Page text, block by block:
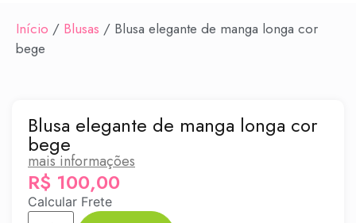
Início / Blusas / Blusa elegante de manga longa cor
bege
Blusa elegante de manga longa cor
bege
mais informações
R$ 100,00
Calcular Frete